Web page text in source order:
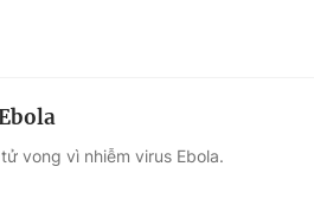
vong vì nhiễm virus Ebola.